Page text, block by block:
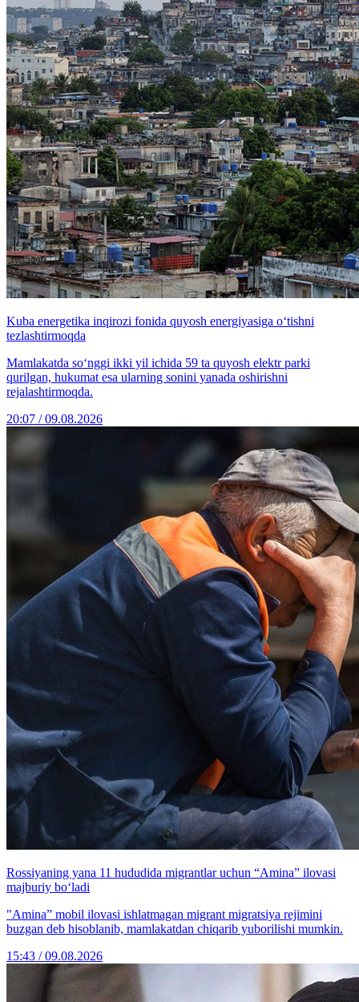
Kuba energetika inqirozi fonida quyosh energiyasiga o‘tishni
tezlashtirmoqda
Mamlakatda so‘nggi ikki yil ichida 59 ta quyosh elektr parki
qurilgan, hukumat esa ularning sonini yanada oshirishni
rejalashtirmoqda.
20:07 / 09.08.2026
Rossiyaning yana 11 hududida migrantlar uchun “Amina” ilovasi
majburiy bo‘ladi
"Amina” mobil ilovasi ishlatmagan migrant migratsiya rejimini
buzgan deb hisoblanib, mamlakatdan chiqarib yuborilishi mumkin.
15:43 / 09.08.2026